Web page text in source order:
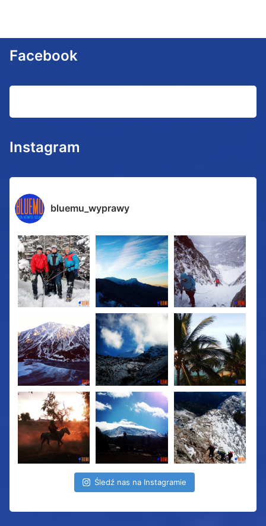
Facebook
Instagram
bluemu_wyprawy
Śledź nas na Instagramie